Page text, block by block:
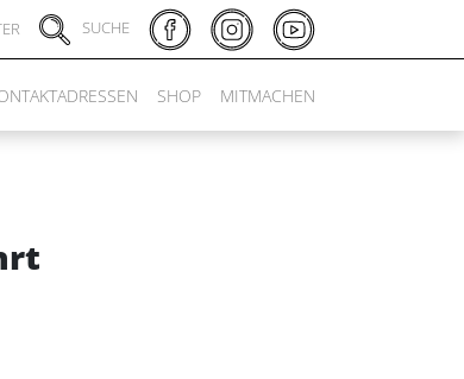
SUCHE
SHOP MITMACHEN